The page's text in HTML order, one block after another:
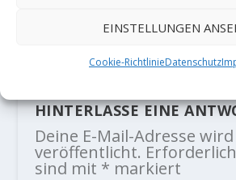
EINSTELLUNGEN
Cookie-RichtlinieDatenschutz
Only“ (9A). Der…
HINTERLASSE EINE
Deine E-Mail-Adresse
veröffentlicht.
sind mit * markiert